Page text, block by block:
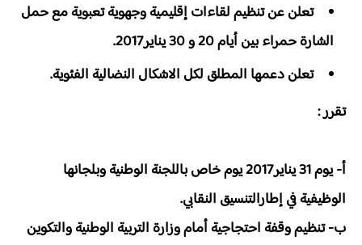
تعلن عن تنظيم لقاءات إقليمية وجهوية تعبوية مع حمل
الشارة حمراء بين أيام 20 و 30 يناير2017.
تعلن دعمها المطلق لكل الاشكال النضالية الفئوية.
تقرر :
أ- يوم 31 يناير2017 يوم خاص باللجنة الوطنية وبلجانها
الوظيفية في إطارالتنسيق النقابي.
ب- تنظيم وقفة احتجاجية أمام وزارة التربية الوطنية والتكوين